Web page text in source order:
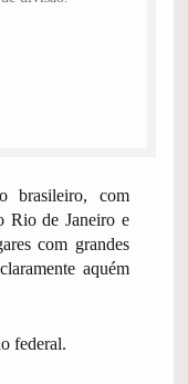
brasileiro, com
Rio de Janeiro e
com grandes
aquém
federal.